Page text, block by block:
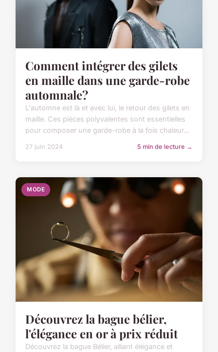
Comment intégrer des gilets
en maille dans une garde-robe
automnale?
L'automne est là et avec lui, le retour des gilets en
maille. Ces pièces polyvalentes sont essentielles
pour composer une garde-robe à la fois chaleur...
27 juin 2024 5 min de lecture →
MODE
Découvrez la bague bélier,
l'élégance en or à prix réduit
Découvrez la bague Bélier, alliant élégance et